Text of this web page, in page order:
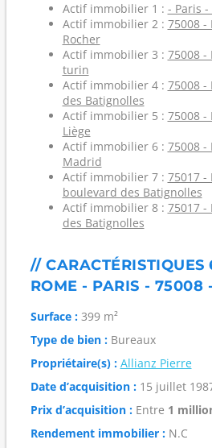
Actif immobilier 1 : - Paris -
Actif immobilier 2 : 75008 -
Rocher
Actif immobilier 3 : 75008 -
turin
Actif immobilier 4 : 75008 -
des Batignolles
Actif immobilier 5 : 75008 -
Liège
Actif immobilier 6 : 75008 -
Madrid
Actif immobilier 7 : 75017 -
boulevard des Batignolles
Actif immobilier 8 : 75017 -
des Batignolles
// CARACTÉRISTIQUES
ROME - PARIS - 75008
Surface :399 m²
Type de bien :Bureaux
Propriétaire(s) : Allianz Pierre
Date d’acquisition :15 juillet
Prix d’acquisition :Entre 1
Rendement immobilier :N.C